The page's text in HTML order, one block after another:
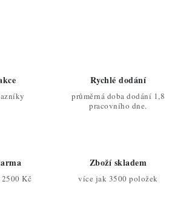
Rychlé dodání
průměrná doba dodání 1,8
pracovního dne.
Kč
Zboží skladem
více jak 3500 položek